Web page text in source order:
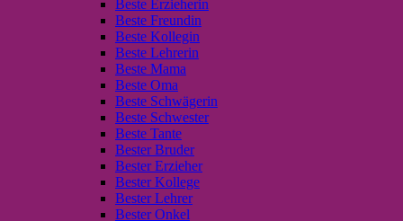
Beste Erzieherin
Beste Freundin
Beste Kollegin
Beste Lehrerin
Beste Mama
Beste Oma
Beste Schwägerin
Beste Schwester
Beste Tante
Bester Bruder
Bester Erzieher
Bester Kollege
Bester Lehrer
Bester Onkel